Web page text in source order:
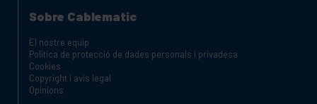
Sobre Cablematic
El nostre equip
Política de protecció de dades personals i privadesa
Cookies
Copyright i avis legal
Opinions